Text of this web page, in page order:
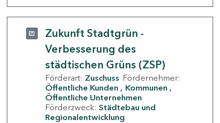
Zukunft Stadtgrün -
Verbesserung des
städtischen Grüns (ZSP)
Förderart: Zuschuss Fördernehmer:
Öffentliche Kunden
Kommunen
Öffentliche Unternehmen
Förderzweck: Städtebau und
Regionalentwicklung